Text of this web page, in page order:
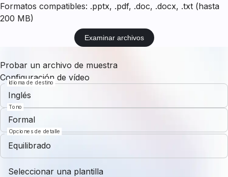
Formatos compatibles: .pptx, .pdf, .doc, .docx, .txt (hasta
200 MB)
Examinar archivos
Probar un archivo de muestra
Configuración de vídeo
Idioma de destino
Inglés
Tono
Formal
Opciones de detalle
Equilibrado
Seleccionar una plantilla